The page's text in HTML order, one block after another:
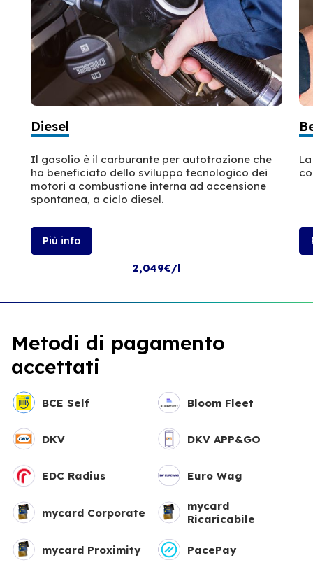
Diesel
Il gasolio è il carburante per autotrazione che
ha beneficiato dello sviluppo tecnologico dei
motori a combustione interna ad accensione
spontanea, a ciclo diesel.
Più info
2,049€/l
Metodi di pagamento
accettati
BCE Self Bloom Fleet
DKV DKV APP&GO
EDC Radius Euro Wag
mycard Corporate
mycard
Ricaricabile
mycard Proximity PacePay